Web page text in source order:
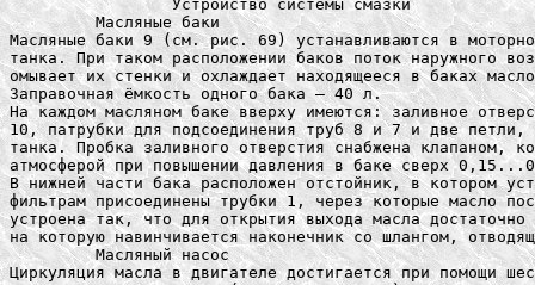
		 Устройство системы смазки
	 Масляные баки
Масляные баки 9 (см. рис. 69) устанавливаются в
танка. При таком расположении баков поток наружного
омывает их стенки и охлаждает находящееся в баках
Заправочная ёмкость одного бака — 40 л.
На каждом масляном баке вверху имеются: заливное
10, патрубки для подсоединения труб 8 и 7 и две петли,
танка. Пробка заливного отверстия снабжена клапаном,
атмосферой при повышении давления в баке сверх
В нижней части бака расположен отстойник, в котором
фильтрам присоединены трубки 1, через которые масло
устроена так, что для открытия выхода масла
на которую навинчивается наконечник со шлангом,
	 Масляный насос
Циркуляция масла в двигателе достигается при помощи